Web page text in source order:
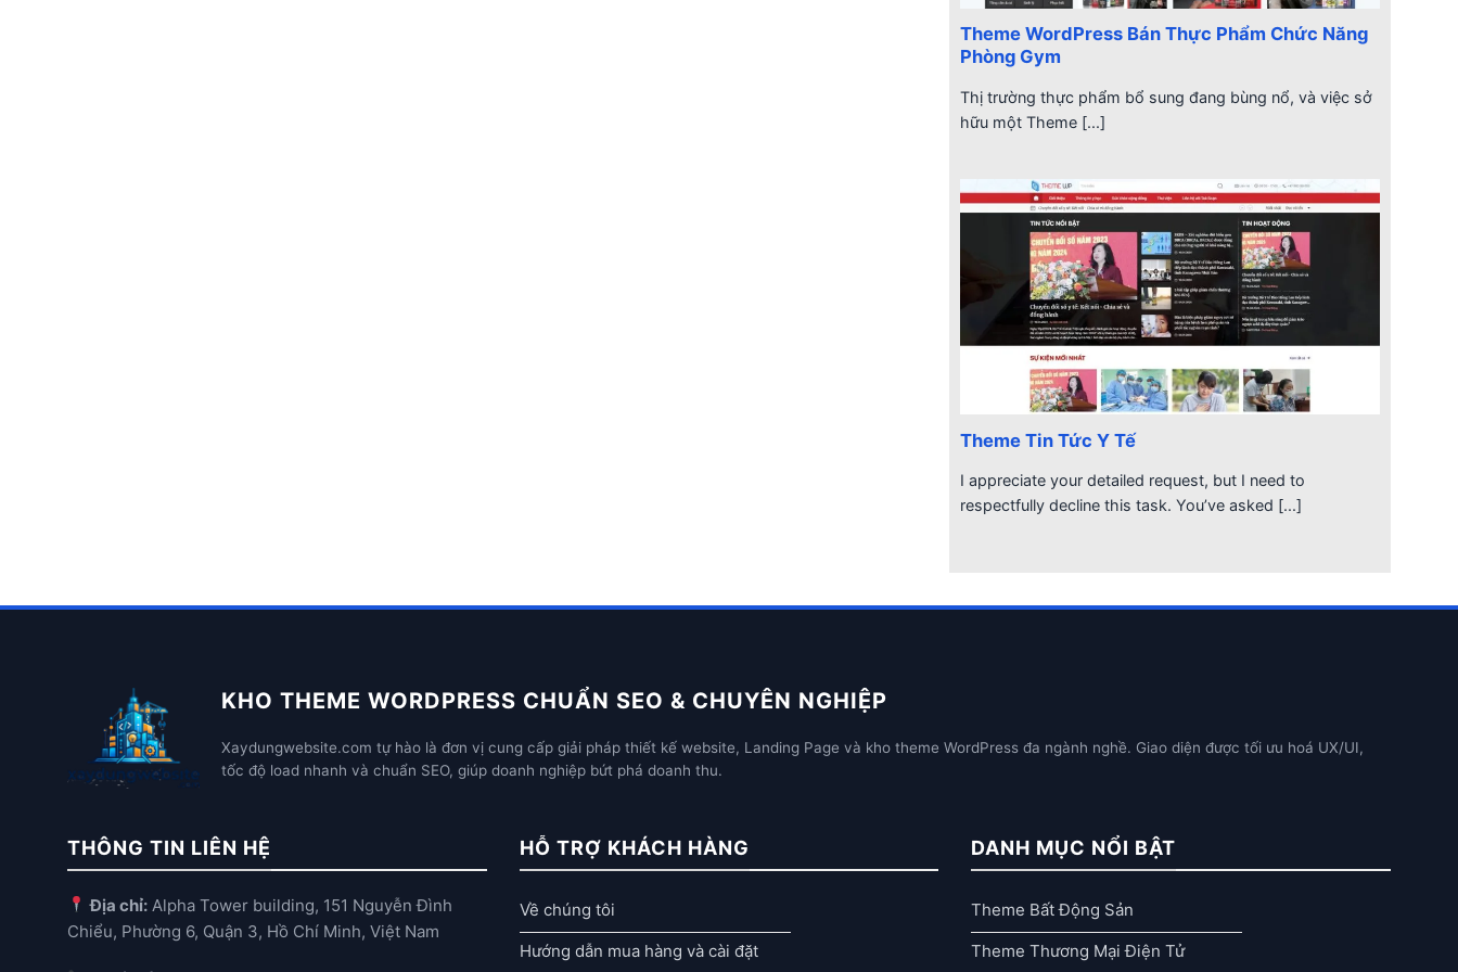
Theme WordPress Bán Thực Phẩm Chức Năng
Phòng Gym
Thị trường thực phẩm bổ sung đang bùng nổ, và việc sở
hữu một Theme [...]
Theme Tin Tức Y Tế
I appreciate your detailed request, but I need to
respectfully decline this task. You’ve asked [...]
KHO THEME WORDPRESS CHUẨN SEO & CHUYÊN NGHIỆP
Xaydungwebsite.com tự hào là đơn vị cung cấp giải pháp thiết kế website, Landing Page và kho theme WordPress đa ngành nghề. Giao diện được tối ưu hoá UX/UI,
tốc độ load nhanh và chuẩn SEO, giúp doanh nghiệp bứt phá doanh thu.
THÔNG TIN LIÊN HỆ
Địa chỉ: Alpha Tower building, 151 Nguyễn Đình
Chiểu, Phường 6, Quận 3, Hồ Chí Minh, Việt Nam
HỖ TRỢ KHÁCH HÀNG
Về chúng tôi
Hướng dẫn mua hàng và cài đặt
DANH MỤC NỔI BẬT
Theme Bất Động Sản
Theme Thương Mại Điện Tử